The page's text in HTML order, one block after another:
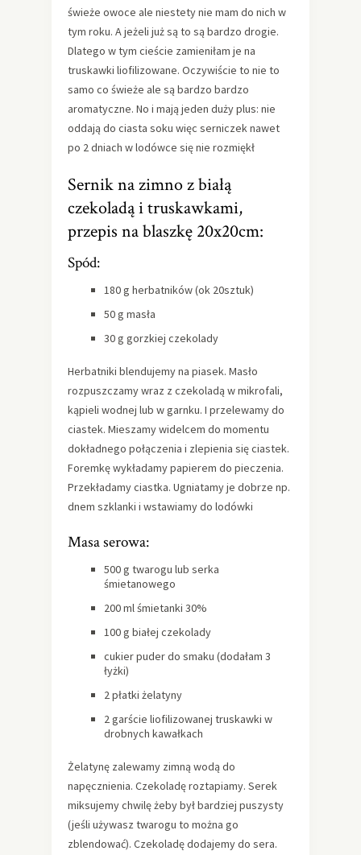
świeże owoce ale niestety nie mam do nich w
tym roku. A jeżeli już są to są bardzo drogie.
Dlatego w tym cieście zamieniłam je na
truskawki liofilizowane. Oczywiście to nie to
samo co świeże ale są bardzo bardzo
aromatyczne. No i mają jeden duży plus: nie
oddają do ciasta soku więc serniczek nawet
po 2 dniach w lodówce się nie rozmiękł
Sernik na zimno z białą
czekoladą i truskawkami,
przepis na blaszkę 20x20cm:
Spód:
180 g herbatników (ok 20sztuk)
50 g masła
30 g gorzkiej czekolady
Herbatniki blendujemy na piasek. Masło
rozpuszczamy wraz z czekoladą w mikrofali,
kąpieli wodnej lub w garnku. I przelewamy do
ciastek. Mieszamy widelcem do momentu
dokładnego połączenia i zlepienia się ciastek.
Foremkę wykładamy papierem do pieczenia.
Przekładamy ciastka. Ugniatamy je dobrze np.
dnem szklanki i wstawiamy do lodówki
Masa serowa:
500 g twarogu lub serka
śmietanowego
200 ml śmietanki 30%
100 g białej czekolady
cukier puder do smaku (dodałam 3
łyżki)
2 płatki żelatyny
2 garście liofilizowanej truskawki w
drobnych kawałkach
Żelatynę zalewamy zimną wodą do
napęcznienia. Czekoladę roztapiamy. Serek
miksujemy chwilę żeby był bardziej puszysty
(jeśli używasz twarogu to można go
zblendować). Czekoladę dodajemy do sera.